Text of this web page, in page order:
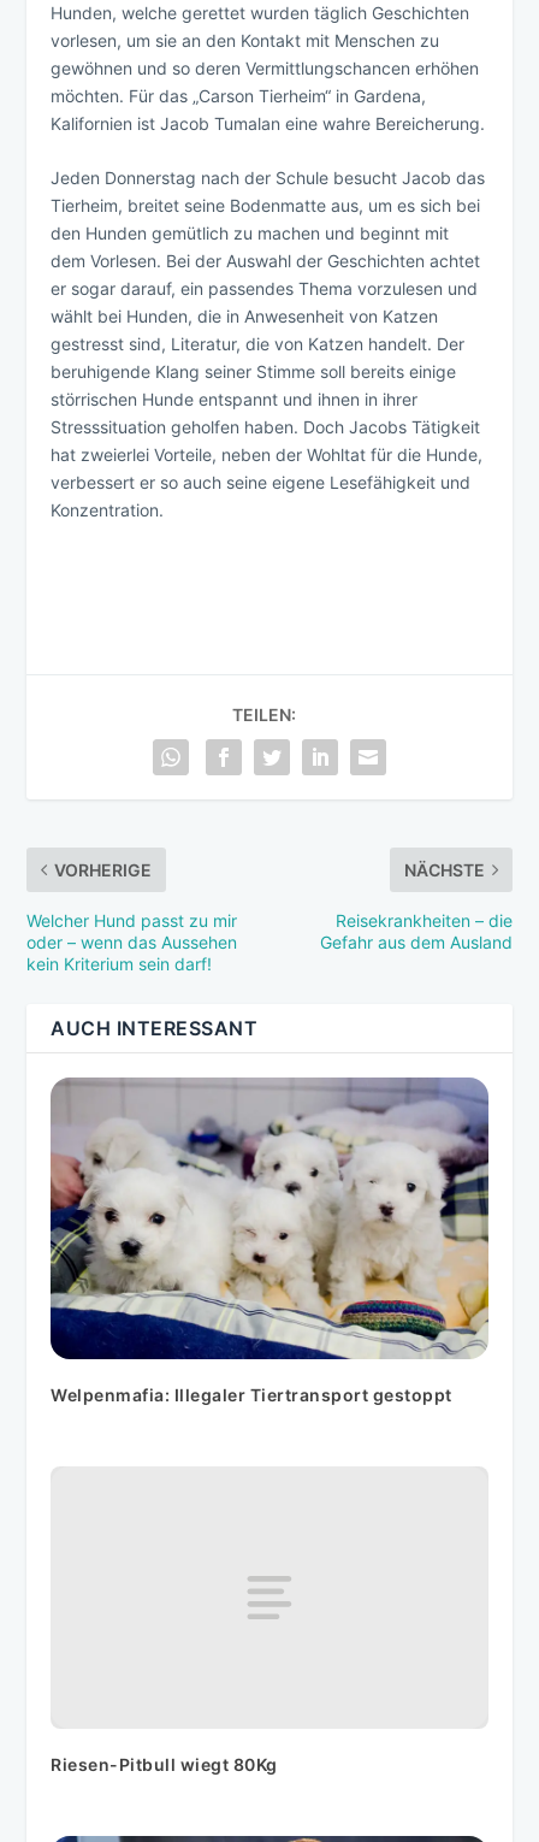
Hunden, welche gerettet wurden täglich Geschichten
vorlesen, um sie an den Kontakt mit Menschen zu
gewöhnen und so deren Vermittlungschancen erhöhen
möchten. Für das „Carson Tierheim“ in Gardena,
Kalifornien ist Jacob Tumalan eine wahre Bereicherung.
Jeden Donnerstag nach der Schule besucht Jacob das
Tierheim, breitet seine Bodenmatte aus, um es sich bei
den Hunden gemütlich zu machen und beginnt mit
dem Vorlesen. Bei der Auswahl der Geschichten achtet
er sogar darauf, ein passendes Thema vorzulesen und
wählt bei Hunden, die in Anwesenheit von Katzen
gestresst sind, Literatur, die von Katzen handelt. Der
beruhigende Klang seiner Stimme soll bereits einige
störrischen Hunde entspannt und ihnen in ihrer
Stresssituation geholfen haben. Doch Jacobs Tätigkeit
hat zweierlei Vorteile, neben der Wohltat für die Hunde,
verbessert er so auch seine eigene Lesefähigkeit und
Konzentration.
TEILEN:
VORHERIGE
Welcher Hund passt zu mir
oder – wenn das Aussehen
kein Kriterium sein darf!
NÄCHSTE
Reisekrankheiten – die
Gefahr aus dem Ausland
AUCH INTERESSANT
Welpenmafia: Illegaler Tiertransport gestoppt
Riesen-Pitbull wiegt 80Kg